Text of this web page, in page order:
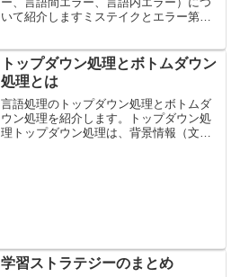
いて紹介しますミステイクとエラー第二
す。ミステイクは学習者の体調不良や不
注意などが原因の誤用で、エラ...
トップダウン処理とボトムダウン
処理とは
言語処理のトップダウン処理とボトムダ
ウン処理を紹介します。トップダウン処
理トップダウン処理は、背景情報（文章
学習ストラテジーのまとめ